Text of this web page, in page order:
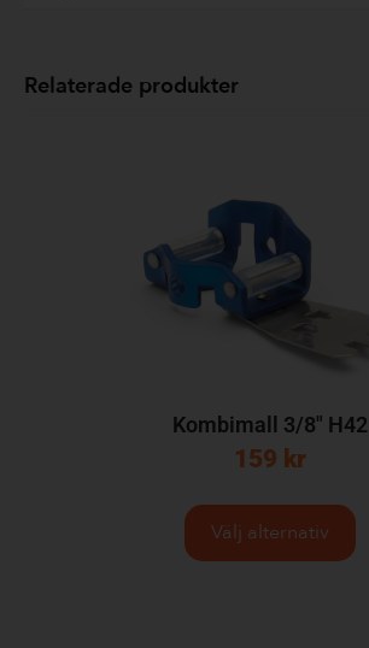
Relaterade produkter
Kombimall 3/8″ H42
159 kr
Välj alternativ